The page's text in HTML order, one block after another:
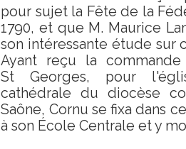
pour sujet la Fête de la
1790, et que M. Maurice
son intéressante étude
Ayant reçu la
St Georges, pour
cathédrale du diocèse
Saône, Cornu se fixa dans
à son École Centrale et y